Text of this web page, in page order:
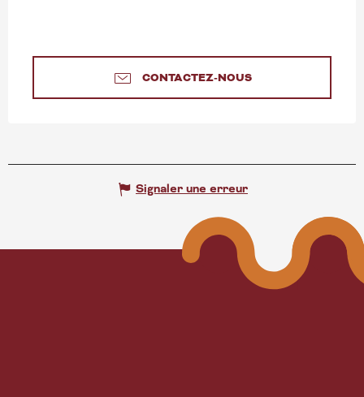
CONTACTEZ-NOUS
Signaler une erreur